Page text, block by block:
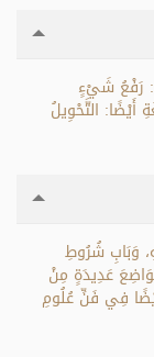
رَفْعُ شَيْءٍ
أَيْضًا: التَّحْوِيلُ
وَبَابِ شُرُوطِ
عَدِيدَةٍ مِنْ
فِي فَنِّ عُلُومِ